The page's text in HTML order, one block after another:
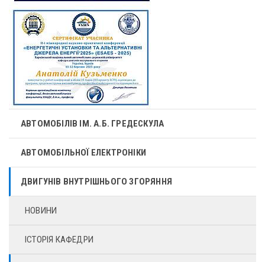
АВТОМОБІЛІВ ІМ. А.Б. ГРЕДЕСКУЛА
АВТОМОБІЛЬНОЇ ЕЛЕКТРОНІКИ
ДВИГУНІВ ВНУТРІШНЬОГО ЗГОРЯННЯ
НОВИНИ
ІСТОРІЯ КАФЕДРИ